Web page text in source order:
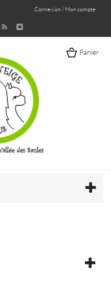
Connexion / Mon compte
Panier